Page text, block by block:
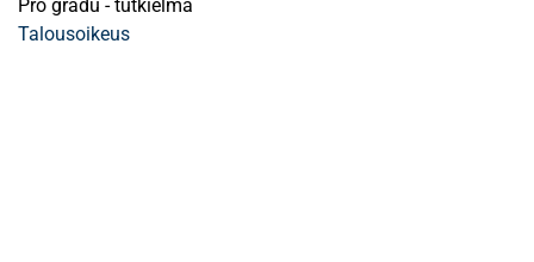
Pro gradu - tutkielma
Talousoikeus